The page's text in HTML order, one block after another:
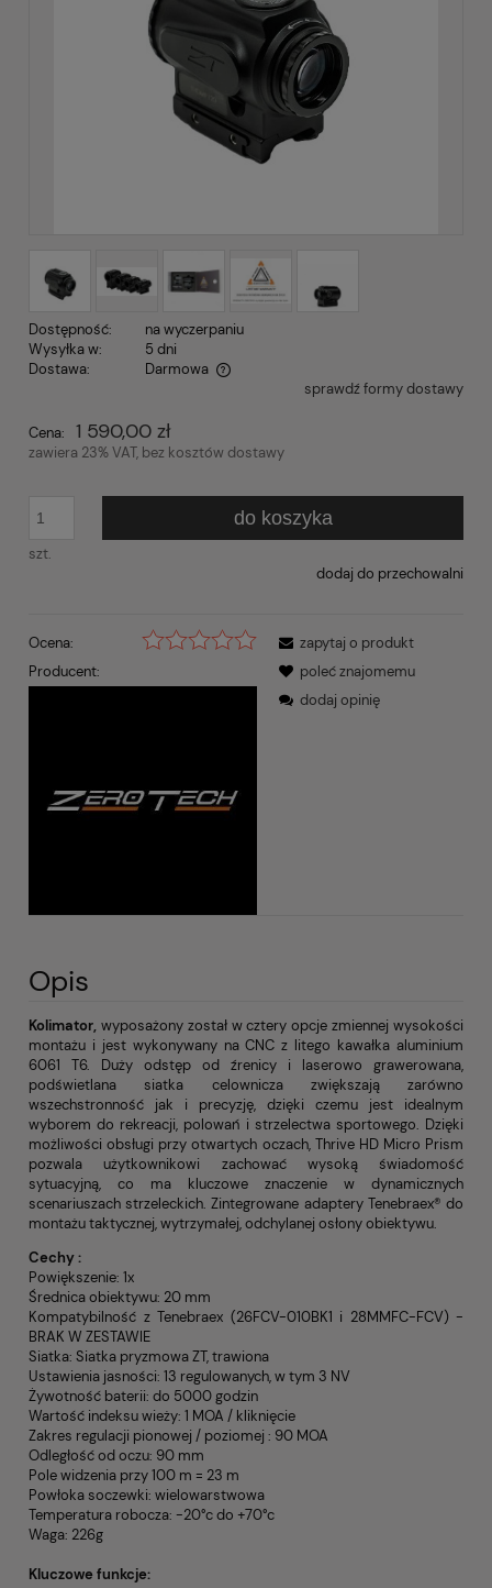
Dostępność:
na wyczerpaniu
Wysyłka w:
5 dni
Dostawa:
Darmowa
Cena nie zawiera ewentualnych kosztów płatnościsprawdź formy dostawy
Cena: 1 590,00 zł
zawiera 23% VAT, bez kosztów dostawy
szt.
do koszyka
dodaj do przechowalni
Ocena:
Producent:
zapytaj o produkt
poleć znajomemu
dodaj opinię
Opis
Kolimator, wyposażony został w cztery opcje zmiennej wysokości
montażu i jest wykonywany na CNC z litego kawałka aluminium
6061 T6. Duży odstęp od źrenicy i laserowo grawerowana,
podświetlana siatka celownicza zwiększają zarówno
wszechstronność jak i precyzję, dzięki czemu jest idealnym
wyborem do rekreacji, polowań i strzelectwa sportowego. Dzięki
możliwości obsługi przy otwartych oczach, Thrive HD Micro Prism
pozwala użytkownikowi zachować wysoką świadomość
sytuacyjną, co ma kluczowe znaczenie w dynamicznych
scenariuszach strzeleckich. Zintegrowane adaptery Tenebraex® do
montażu taktycznej, wytrzymałej, odchylanej osłony obiektywu.
Cechy :
Powiększenie: 1x
Średnica obiektywu: 20 mm
Kompatybilność z Tenebraex (26FCV-010BK1 i 28MMFC-FCV) -
BRAK W ZESTAWIE
Siatka: Siatka pryzmowa ZT, trawiona
Ustawienia jasności: 13 regulowanych, w tym 3 NV
Żywotność baterii: do 5000 godzin
Wartość indeksu wieży: 1 MOA / kliknięcie
Zakres regulacji pionowej / poziomej : 90 MOA
Odległość od oczu: 90 mm
Pole widzenia przy 100 m = 23 m
Powłoka soczewki: wielowarstwowa
Temperatura robocza: -20°c do +70°c
Waga: 226g
Kluczowe funkcje: